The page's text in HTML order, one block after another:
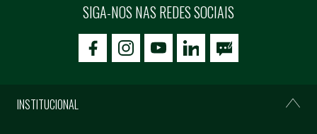
SIGA-NOS NAS REDES SOCIAIS
icon-facebookicon-social02icon-social03
INSTITUCIONAL